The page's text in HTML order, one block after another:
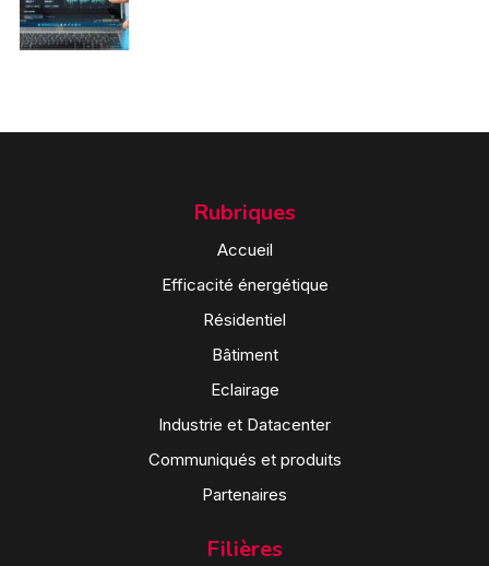
Rubriques
Accueil
Efficacité énergétique
Résidentiel
Bâtiment
Eclairage
Industrie et Datacenter
Communiqués et produits
Partenaires
Filières